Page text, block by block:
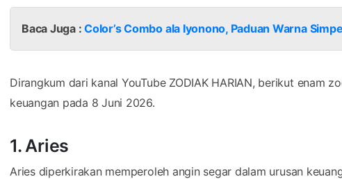
Baca Juga :Color’s Combo ala Iyonono, Paduan Warna
Dirangkum dari kanal YouTube ZODIAK HARIAN, berikut enam
keuangan pada 8 Juni 2026.
1. Aries
Aries diperkirakan memperoleh angin segar dalam urusan